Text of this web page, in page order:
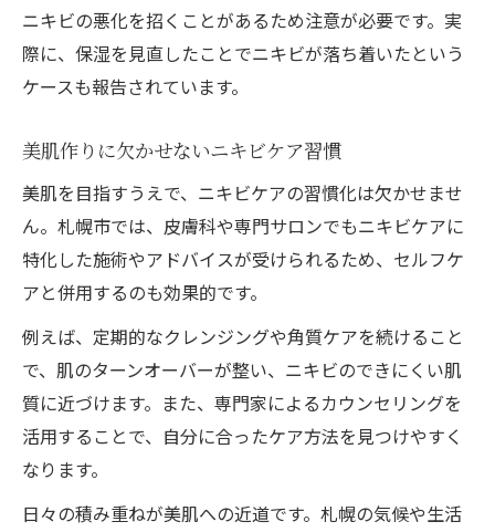
ニキビの悪化を招くことがあるため注意が必要です。実
際に、保湿を見直したことでニキビが落ち着いたという
ケースも報告されています。
美肌作りに欠かせないニキビケア習慣
美肌を目指すうえで、ニキビケアの習慣化は欠かせませ
ん。札幌市では、皮膚科や専門サロンでもニキビケアに
特化した施術やアドバイスが受けられるため、セルフケ
アと併用するのも効果的です。
例えば、定期的なクレンジングや角質ケアを続けること
で、肌のターンオーバーが整い、ニキビのできにくい肌
質に近づけます。また、専門家によるカウンセリングを
活用することで、自分に合ったケア方法を見つけやすく
なります。
日々の積み重ねが美肌への近道です。札幌の気候や生活